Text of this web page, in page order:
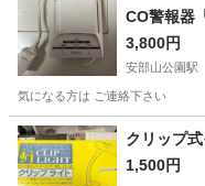
CO警報器
3,800円
安部山公園駅
気になる方は ご連絡下さい
福岡 北九州市 安部山公
クリップ
1,500円